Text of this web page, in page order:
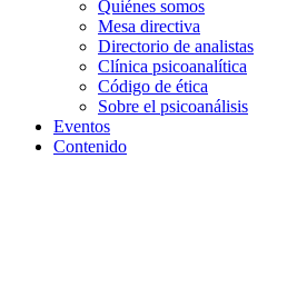
Quiénes somos
Mesa directiva
Directorio de analistas
Clínica psicoanalítica
Código de ética
Sobre el psicoanálisis
Eventos
Contenido